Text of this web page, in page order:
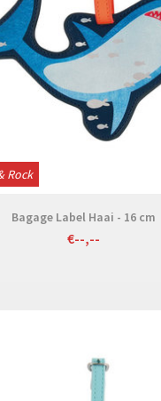
Rock
Bagage Label Haai - 16 cm
€--,--